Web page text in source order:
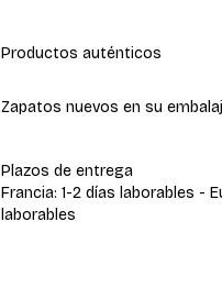
Productos auténticos
Zapatos nuevos en su
Plazos de entrega
Francia: 1-2 días laborables -
laborables